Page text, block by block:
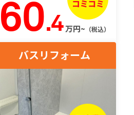
60.4万円~ （税込）
バスリフォーム